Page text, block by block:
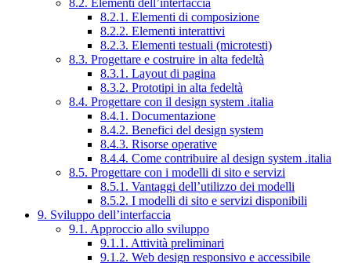
8.2. Elementi dell’interfaccia
8.2.1. Elementi di composizione
8.2.2. Elementi interattivi
8.2.3. Elementi testuali (microtesti)
8.3. Progettare e costruire in alta fedeltà
8.3.1. Layout di pagina
8.3.2. Prototipi in alta fedeltà
8.4. Progettare con il design system .italia
8.4.1. Documentazione
8.4.2. Benefici del design system
8.4.3. Risorse operative
8.4.4. Come contribuire al design system .italia
8.5. Progettare con i modelli di sito e servizi
8.5.1. Vantaggi dell’utilizzo dei modelli
8.5.2. I modelli di sito e servizi disponibili
9. Sviluppo dell’interfaccia
9.1. Approccio allo sviluppo
9.1.1. Attività preliminari
9.1.2. Web design responsivo e accessibile